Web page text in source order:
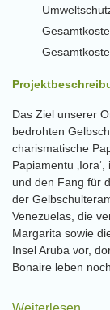
Das Ziel unserer
bedrohten
charismatische
Papiamentu
und den Fang für
der
Venezuelas, die
Margarita sowie
Insel Aruba vor,
Bonaire leben